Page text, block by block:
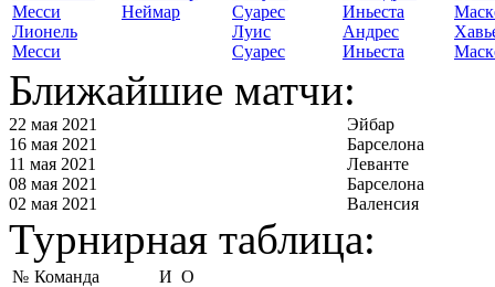
Лионель
Месси
Неймар
Луис
Суарес
Андрес
Иньеста
Ближайшие матчи:
22 мая 2021
Эйбар
16 мая 2021
Барселона
11 мая 2021
Леванте
08 мая 2021
Барселона
02 мая 2021
Валенсия
Турнирная таблица:
№ Команда И О